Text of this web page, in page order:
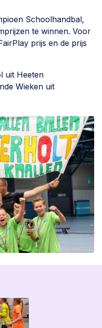
Schoolhandbal,
te winnen. Voor
prijs en de prijs
uit Heeten
Wieken uit